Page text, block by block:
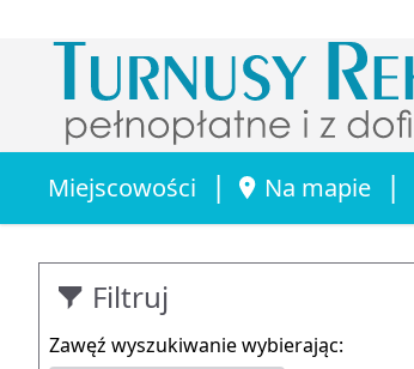
Miejscowości | Na mapie |
Filtruj
Zawęź wyszukiwanie wybierając: